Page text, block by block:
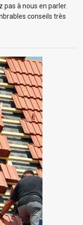
pas à nous en parler.
conseils très